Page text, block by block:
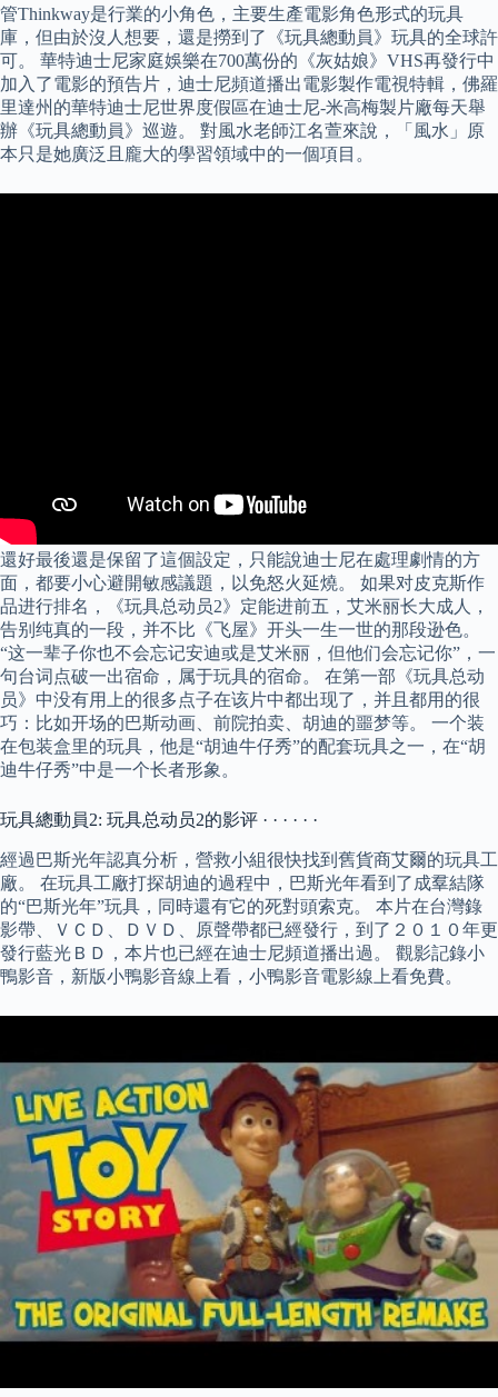
管Thinkway是行業的小角色，主要生產電影角色形式的玩具
庫，但由於沒人想要，還是撈到了《玩具總動員》玩具的全球許
可。 華特迪士尼家庭娛樂在700萬份的《灰姑娘》VHS再發行中
加入了電影的預告片，迪士尼頻道播出電影製作電視特輯，佛羅
里達州的華特迪士尼世界度假區在迪士尼-米高梅製片廠每天舉
辦《玩具總動員》巡遊。 對風水老師江名萱來說，「風水」原
本只是她廣泛且龐大的學習領域中的一個項目。
還好最後還是保留了這個設定，只能說迪士尼在處理劇情的方
面，都要小心避開敏感議題，以免怒火延燒。 如果对皮克斯作
品进行排名，《玩具总动员2》定能进前五，艾米丽长大成人，
告别纯真的一段，并不比《飞屋》开头一生一世的那段逊色。
“这一辈子你也不会忘记安迪或是艾米丽，但他们会忘记你”，一
句台词点破一出宿命，属于玩具的宿命。 在第一部《玩具总动
员》中没有用上的很多点子在该片中都出现了，并且都用的很
巧：比如开场的巴斯动画、前院拍卖、胡迪的噩梦等。 一个装
在包装盒里的玩具，他是“胡迪牛仔秀”的配套玩具之一，在“胡
迪牛仔秀”中是一个长者形象。
玩具總動員2: 玩具总动员2的影评 · · · · · ·
經過巴斯光年認真分析，營救小組很快找到舊貨商艾爾的玩具工
廠。 在玩具工廠打探胡迪的過程中，巴斯光年看到了成羣結隊
的“巴斯光年”玩具，同時還有它的死對頭索克。 本片在台灣錄
影帶、ＶＣＤ、ＤＶＤ、原聲帶都已經發行，到了２０１０年更
發行藍光ＢＤ，本片也已經在迪士尼頻道播出過。 觀影記錄小
鴨影音，新版小鴨影音線上看，小鴨影音電影線上看免費。